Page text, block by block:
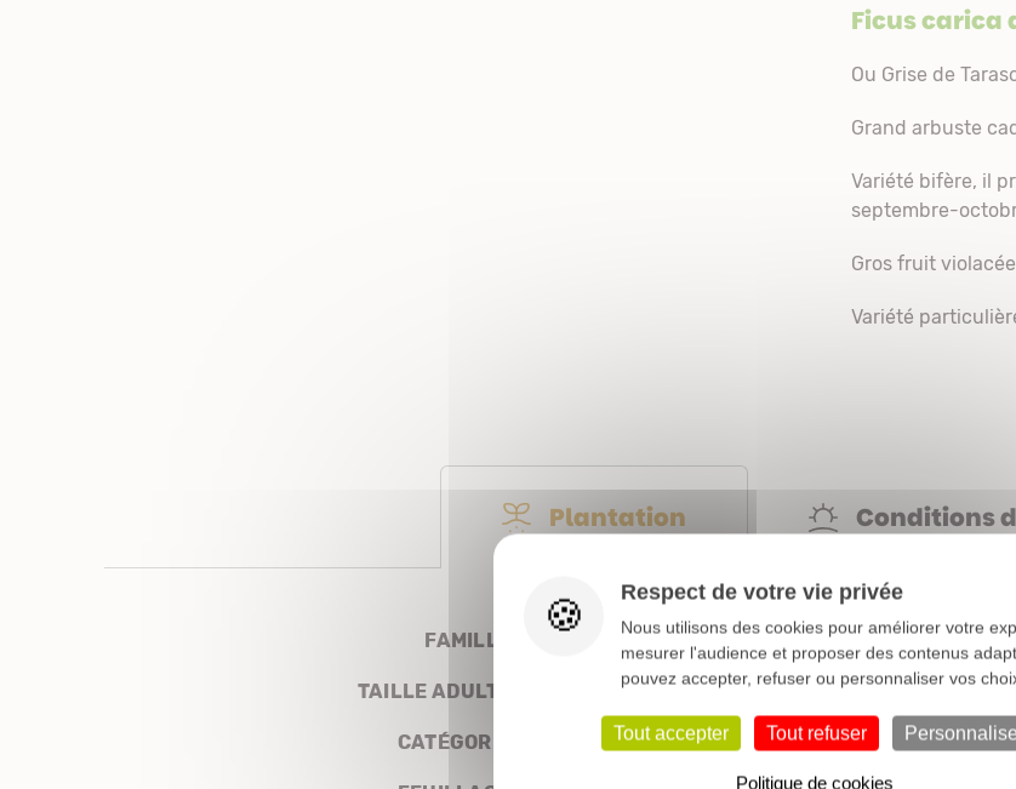
Ficus carica
Ou Grise de
Grand arbuste
Variété bifère, il
septembre-
Gros fruit
Variété
Plantation Conditions
FAMILLE Moracées
TAILLE ADULTE
CATÉGORIE Petits fruits
Respect de votre vie privée
Nous utilisons des cookies pour améliorer votre
mesurer l'audience et proposer des contenus
pouvez accepter, refuser ou personnaliser vos
Tout accepter Tout refuser
Politique de cookies